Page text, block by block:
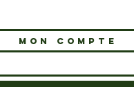
MON COMPTE